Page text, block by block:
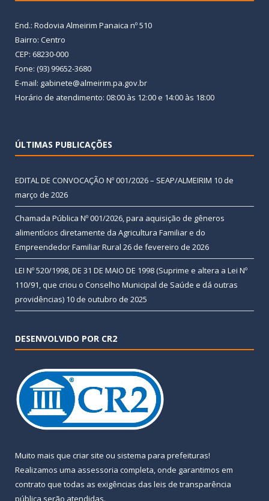
End.: Rodovia Almeirim Panaica nº 510
Bairro: Centro
CEP: 68230-000
Fone: (93) 99652-3680
E-mail: gabinete@almeirim.pa.gov.br
Horário de atendimento: 08:00 às 12:00 e 14:00 às 18:00
ÚLTIMAS PUBLICAÇÕES
EDITAL DE CONVOCAÇÃO Nº 001/2026 – SEAP/ALMEIRIM 10 de
março de 2026
Chamada Pública Nº 001/2026, para aquisição de gêneros
alimentícios diretamente da Agricultura Familiar e do
Empreendedor Familiar Rural 26 de fevereiro de 2026
LEI Nº 520/1998, DE 31 DE MAIO DE 1998 (Suprime e altera a Lei Nº
110/91, que criou o Conselho Municipal de Saúde e dá outras
providências) 10 de outubro de 2025
DESENVOLVIDO POR CR2
Muito mais que criar site ou sistema para prefeituras!
Realizamos uma assessoria completa, onde garantimos em
contrato que todas as exigências das leis de transparência
pública serão atendidas.